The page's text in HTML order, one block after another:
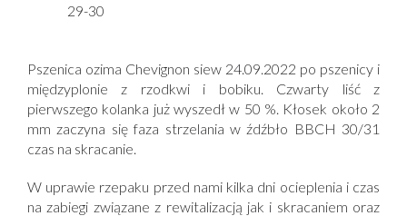
29-30
Pszenica ozima Chevignon siew 24.09.2022 po pszenicy i
międzyplonie z rzodkwi i bobiku. Czwarty liść z
pierwszego kolanka już wyszedł w 50 %. Kłosek około 2
mm zaczyna się faza strzelania w źdźbło BBCH 30/31
czas na skracanie.
W uprawie rzepaku przed nami kilka dni ocieplenia i czas
na zabiegi związane z rewitalizacją jak i skracaniem oraz